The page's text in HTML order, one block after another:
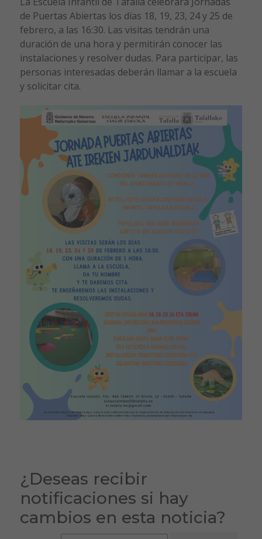
de Puertas Abiertas los días 18, 19, 23, 24 y 25 de
febrero, a las 16:30. Las visitas tendrán una
duración de una hora y permitirán conocer las
instalaciones y resolver dudas. Para participar, las
personas interesadas deberán llamar a la escuela
y solicitar cita.
¿Deseas recibir
notificaciones si hay
cambios en esta noticia?